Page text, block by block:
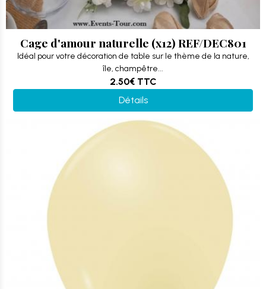
Cage d'amour naturelle (x12) REF/DEC801
Idéal pour votre décoration de table sur le thème de la nature,
île, champêtre...
2.50€ TTC
Détails